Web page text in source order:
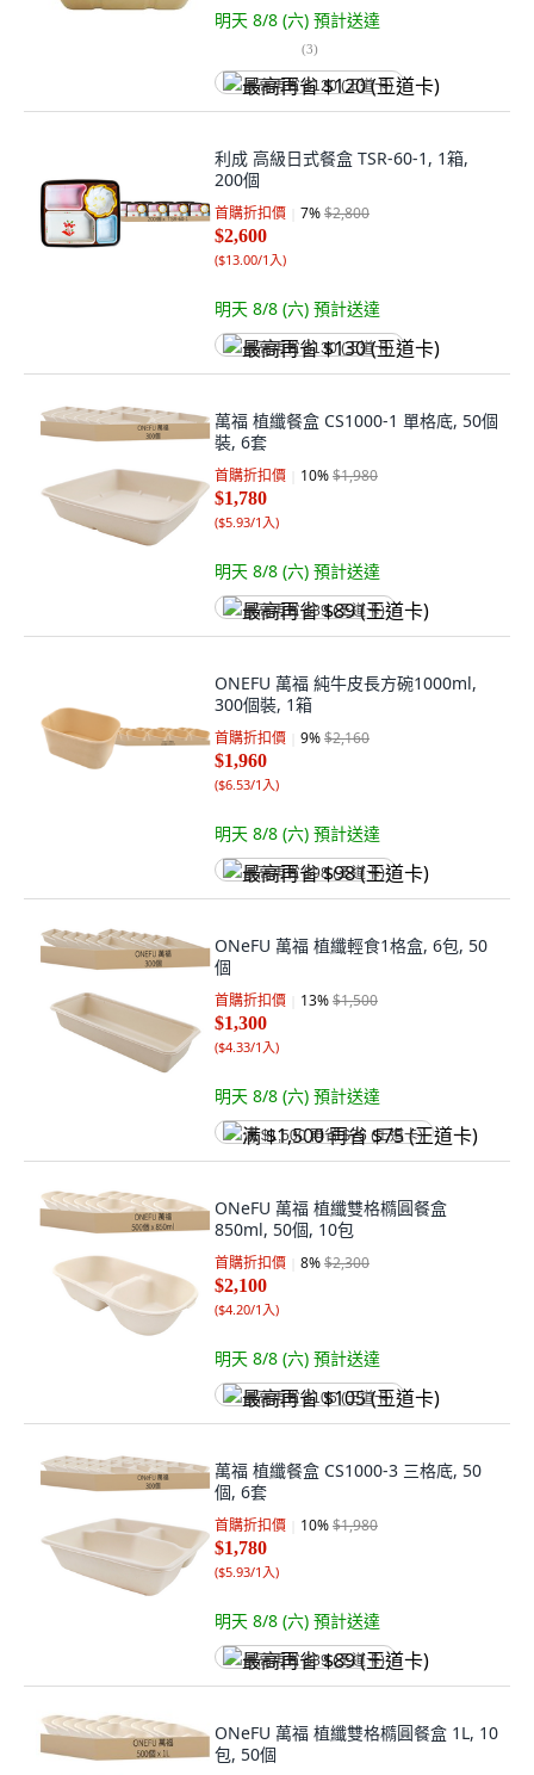
明天 8/8 (六) 預計送達
(3)
最高再省 $120 (王道卡)
利成 高級日式餐盒 TSR-60-1, 1箱,
200個
首購折扣價 7%$2,800
$2,600
($13.00/1入)
明天 8/8 (六) 預計送達
最高再省 $130 (王道卡)
萬福 植纖餐盒 CS1000-1 單格底, 50個
裝, 6套
首購折扣價 10%$1,980
$1,780
($5.93/1入)
明天 8/8 (六) 預計送達
最高再省 $89 (王道卡)
ONEFU 萬福 純牛皮長方碗1000ml,
300個裝, 1箱
首購折扣價 9%$2,160
$1,960
($6.53/1入)
明天 8/8 (六) 預計送達
最高再省 $98 (王道卡)
ONeFU 萬福 植纖輕食1格盒, 6包, 50
個
首購折扣價 13%$1,500
$1,300
($4.33/1入)
明天 8/8 (六) 預計送達
满 $1,500 再省 $75 (王道卡)
ONeFU 萬福 植纖雙格橢圓餐盒
850ml, 50個, 10包
首購折扣價 8%$2,300
$2,100
($4.20/1入)
明天 8/8 (六) 預計送達
最高再省 $105 (王道卡)
萬福 植纖餐盒 CS1000-3 三格底, 50
個, 6套
首購折扣價 10%$1,980
$1,780
($5.93/1入)
明天 8/8 (六) 預計送達
最高再省 $89 (王道卡)
ONeFU 萬福 植纖雙格橢圓餐盒 1L, 10
包, 50個